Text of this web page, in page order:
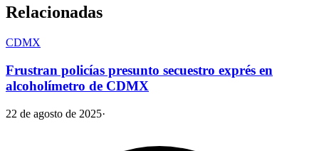
Relacionadas
CDMX
Frustran policías presunto secuestro exprés en
alcoholímetro de CDMX
22 de agosto de 2025·